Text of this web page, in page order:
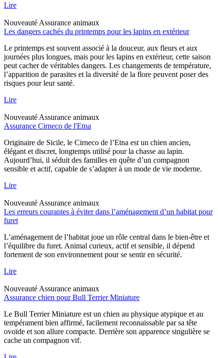
Lire
Nouveauté Assurance animaux
Les dangers cachés du printemps pour les lapins en extérieur
Le printemps est souvent associé à la douceur, aux fleurs et aux
journées plus longues, mais pour les lapins en extérieur, cette saison
peut cacher de véritables dangers. Les changements de température,
l’apparition de parasites et la diversité de la flore peuvent poser des
risques pour leur santé.
Lire
Nouveauté Assurance animaux
Assurance Cirneco de l'Etna
Originaire de Sicile, le Cirneco de l’Etna est un chien ancien,
élégant et discret, longtemps utilisé pour la chasse au lapin.
Aujourd’hui, il séduit des familles en quête d’un compagnon
sensible et actif, capable de s’adapter à un mode de vie moderne.
Lire
Nouveauté Assurance animaux
Les erreurs courantes à éviter dans l’aménagement d’un habitat pour
furet
L’aménagement de l’habitat joue un rôle central dans le bien-être et
l’équilibre du furet. Animal curieux, actif et sensible, il dépend
fortement de son environnement pour se sentir en sécurité.
Lire
Nouveauté Assurance animaux
Assurance chien pour Bull Terrier Miniature
Le Bull Terrier Miniature est un chien au physique atypique et au
tempérament bien affirmé, facilement reconnaissable par sa tête
ovoïde et son allure compacte. Derrière son apparence singulière se
cache un compagnon vif.